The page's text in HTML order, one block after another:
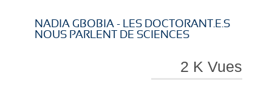
i
i
NADIA GBOBIA - LES DOCTORANT.E.S
NOUS PARLENT DE SCIENCES
2 K Vues